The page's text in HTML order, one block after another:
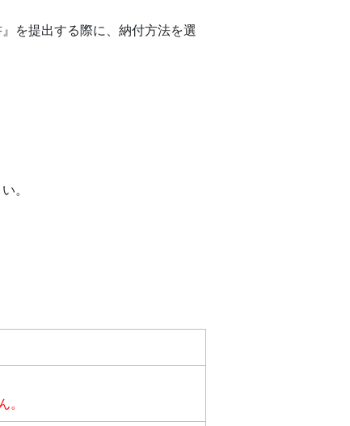
を提出する際に、納付方法を選
。